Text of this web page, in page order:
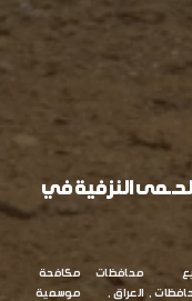
ـمى النزفية في
محافظات
العراق
مكافحة
موسمية